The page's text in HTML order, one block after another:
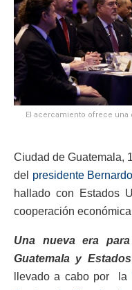
El acercamiento ofrece una
Ciudad de Guatemala,
del presidente
hallado con Estados
cooperación
Una nueva era
Guatemala y
llevado a cabo por la